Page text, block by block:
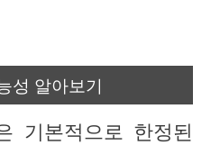
성 알아보기
기본적으로 한정된